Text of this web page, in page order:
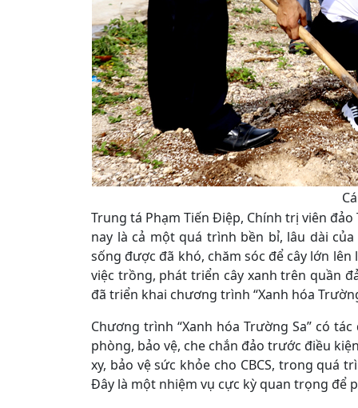
Trung tá Phạm Tiến Điệp, Chính trị viên
nay là cả một quá trình bền bỉ, lâu dài
sống được đã khó, chăm sóc để cây lớn
việc trồng, phát triển cây xanh trên quần
đã triển khai chương trình “Xanh hóa
Chương trình “Xanh hóa Trường Sa” có
phòng, bảo vệ, che chắn đảo trước điều
xy, bảo vệ sức khỏe cho CBCS, trong quá
Đây là một nhiệm vụ cực kỳ quan trọng để